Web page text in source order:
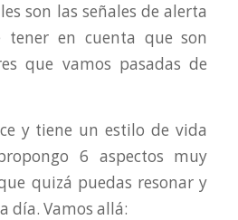
son las señales de alerta
tener en cuenta que son
que vamos pasadas de
y tiene un estilo de vida
6 aspectos muy
quizá puedas resonar y
día. Vamos allá: